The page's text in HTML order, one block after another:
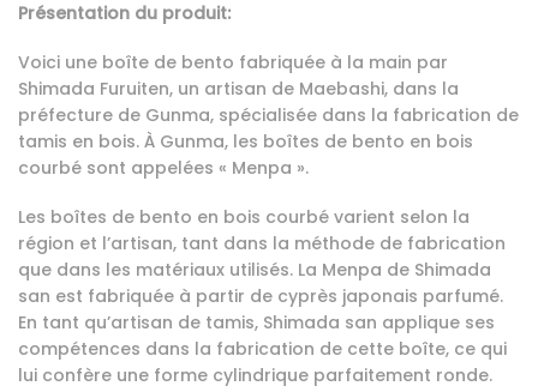
Présentation du produit:
Voici une boîte de bento fabriquée à la main par
Shimada Furuiten, un artisan de Maebashi, dans la
préfecture de Gunma, spécialisée dans la fabrication de
tamis en bois. À Gunma, les boîtes de bento en bois
courbé sont appelées « Menpa ».
Les boîtes de bento en bois courbé varient selon la
région et l’artisan, tant dans la méthode de fabrication
que dans les matériaux utilisés. La Menpa de Shimada
san est fabriquée à partir de cyprès japonais parfumé.
En tant qu’artisan de tamis, Shimada san applique ses
compétences dans la fabrication de cette boîte, ce qui
lui confère une forme cylindrique parfaitement ronde.